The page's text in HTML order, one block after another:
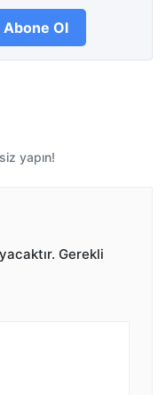
Ol
yapın!
Gerekli